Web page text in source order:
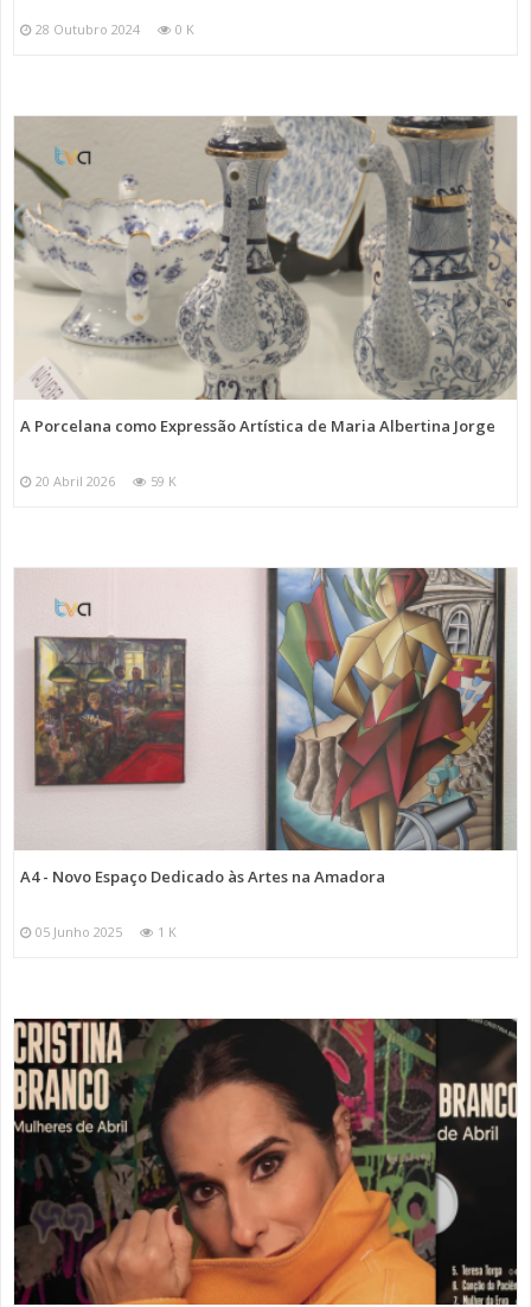
28 Outubro 2024 0 K
A Porcelana como Expressão Artística de Maria Albertina Jorge
20 Abril 2026 59 K
A4 - Novo Espaço Dedicado às Artes na Amadora
05 Junho 2025 1 K